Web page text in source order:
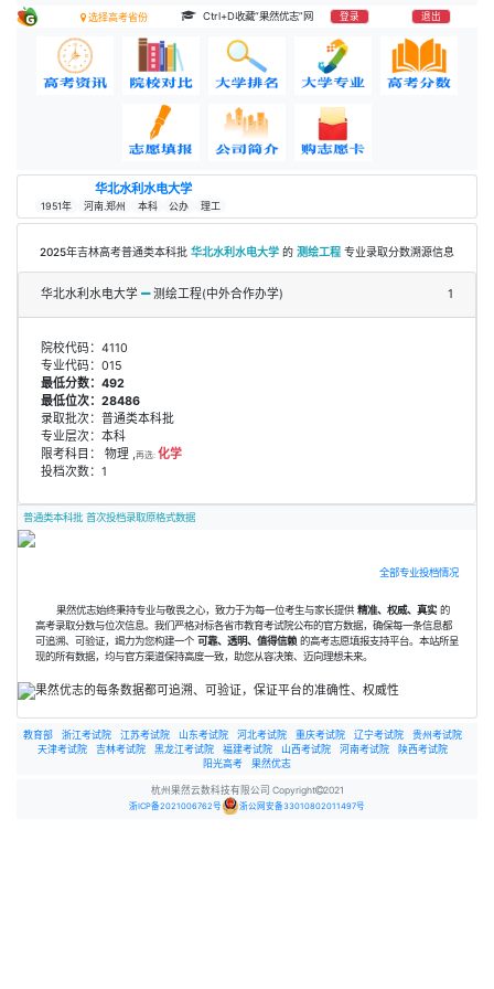
选择高考省份 Ctrl+D收藏“果然优志”网 登录 退出
华北水利水电大学
1951年 河南.郑州 本科 公办 理工
2025年吉林高考普通类本科批 华北水利水电大学 的 测绘工程 专业录取分数溯源信息
华北水利水电大学 测绘工程(中外合作办学) 1
院校代码：4110
专业代码：015
最低分数：492
最低位次：28486
录取批次：普通类本科批
专业层次：本科
限考科目： 物理 ,再选: 化学
投档次数：1
普通类本科批 首次投档录取原格式数据
全部专业投档情况
果然优志始终秉持专业与敬畏之心，致力于为每一位考生与家长提供 精准、权威、真实的
高考录取分数与位次信息。我们严格对标各省市教育考试院公布的官方数据，确保每一条信息都
可追溯、可验证，竭力为您构建一个 可靠、透明、值得信赖 的高考志愿填报支持平台。本站所呈
现的所有数据，均与官方渠道保持高度一致，助您从容决策、迈向理想未来。
教育部 浙江考试院 江苏考试院 山东考试院 河北考试院 重庆考试院 辽宁考试院
贵州考试院
天津考试院
吉林考试院 黑龙江考试院 福建考试院 山西考试院 河南考试院
陕西考试院
阳光高考
果然优志
杭州果然云数科技有限公司 Copyright 2021
浙ICP备2021006762号 浙公网安备33010802011497号